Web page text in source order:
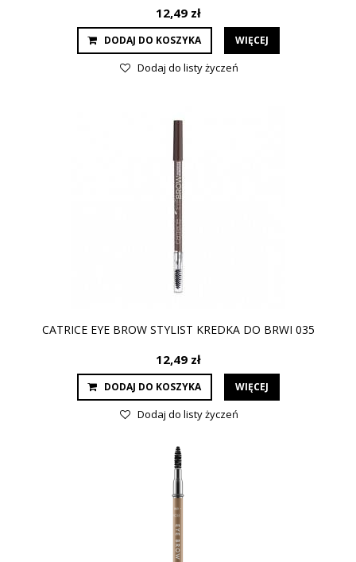
12,49 zł
DODAJ DO KOSZYKA WIĘCEJ
Dodaj do listy życzeń
CATRICE EYE BROW STYLIST KREDKA DO BRWI 035
12,49 zł
DODAJ DO KOSZYKA WIĘCEJ
Dodaj do listy życzeń